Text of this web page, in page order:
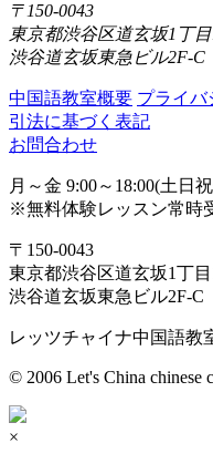
〒150-0043
東京都渋谷区道玄坂1丁
渋谷道玄坂東急ビル2F-C
中国語教室概要 プライバ
引法に基づく表記
お問合わせ
月～金 9:00～18:00(土日
※無料体験レッスン常時
〒150-0043
東京都渋谷区道玄坂1丁
渋谷道玄坂東急ビル2F-C
レッツチャイナ中国語教
© 2006 Let's China chinese
×